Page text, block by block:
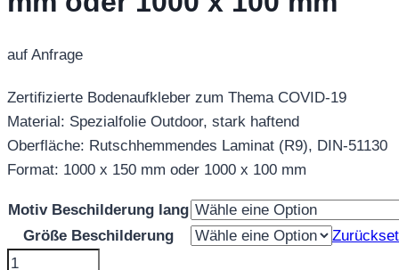
auf Anfrage
Zertifizierte Bodenaufkleber zum Thema COVID-19
Material: Spezialfolie Outdoor, stark haftend
Oberfläche: Rutschhemmendes Laminat (R9), DIN-51130
Format: 1000 x 150 mm oder 1000 x 100 mm
Motiv Beschilderung lang
Größe Beschilderung
HE-